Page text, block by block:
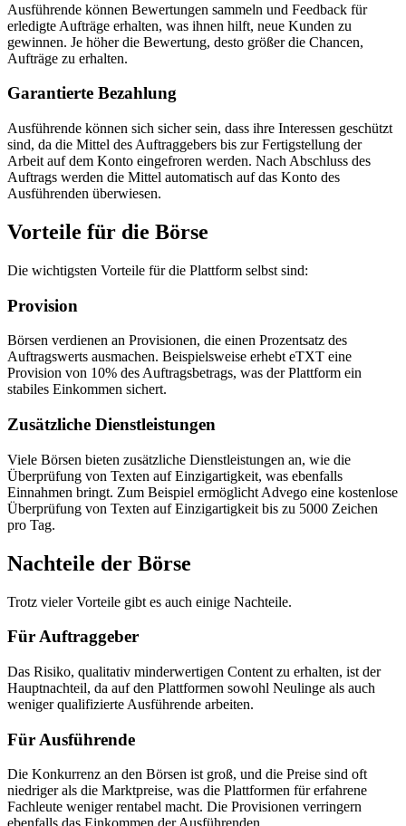
Ausführende können Bewertungen sammeln und Feedback für
erledigte Aufträge erhalten, was ihnen hilft, neue Kunden zu
gewinnen. Je höher die Bewertung, desto größer die Chancen,
Aufträge zu erhalten.
Garantierte Bezahlung
Ausführende können sich sicher sein, dass ihre Interessen geschützt
sind, da die Mittel des Auftraggebers bis zur Fertigstellung der
Arbeit auf dem Konto eingefroren werden. Nach Abschluss des
Auftrags werden die Mittel automatisch auf das Konto des
Ausführenden überwiesen.
Vorteile für die Börse
Die wichtigsten Vorteile für die Plattform selbst sind:
Provision
Börsen verdienen an Provisionen, die einen Prozentsatz des
Auftragswerts ausmachen. Beispielsweise erhebt eTXT eine
Provision von 10% des Auftragsbetrags, was der Plattform ein
stabiles Einkommen sichert.
Zusätzliche Dienstleistungen
Viele Börsen bieten zusätzliche Dienstleistungen an, wie die
Überprüfung von Texten auf Einzigartigkeit, was ebenfalls
Einnahmen bringt. Zum Beispiel ermöglicht Advego eine kostenlose
Überprüfung von Texten auf Einzigartigkeit bis zu 5000 Zeichen
pro Tag.
Nachteile der Börse
Trotz vieler Vorteile gibt es auch einige Nachteile.
Für Auftraggeber
Das Risiko, qualitativ minderwertigen Content zu erhalten, ist der
Hauptnachteil, da auf den Plattformen sowohl Neulinge als auch
weniger qualifizierte Ausführende arbeiten.
Für Ausführende
Die Konkurrenz an den Börsen ist groß, und die Preise sind oft
niedriger als die Marktpreise, was die Plattformen für erfahrene
Fachleute weniger rentabel macht. Die Provisionen verringern